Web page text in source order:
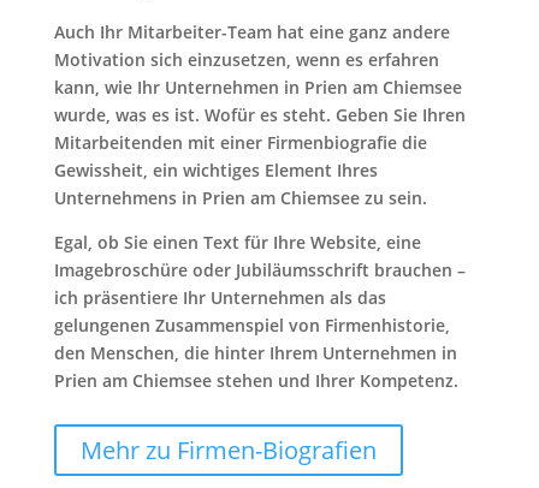
Auch Ihr Mitarbeiter-Team hat eine ganz andere
Motivation sich einzusetzen, wenn es erfahren
kann, wie Ihr Unternehmen in Prien am Chiemsee
wurde, was es ist. Wofür es steht. Geben Sie Ihren
Mitarbeitenden mit einer Firmenbiografie die
Gewissheit, ein wichtiges Element Ihres
Unternehmens in Prien am Chiemsee zu sein.
Egal, ob Sie einen Text für Ihre Website, eine
Imagebroschüre oder Jubiläumsschrift brauchen –
ich präsentiere Ihr Unternehmen als das
gelungenen Zusammenspiel von Firmenhistorie,
den Menschen, die hinter Ihrem Unternehmen in
Prien am Chiemsee stehen und Ihrer Kompetenz.
Mehr zu Firmen-Biografien